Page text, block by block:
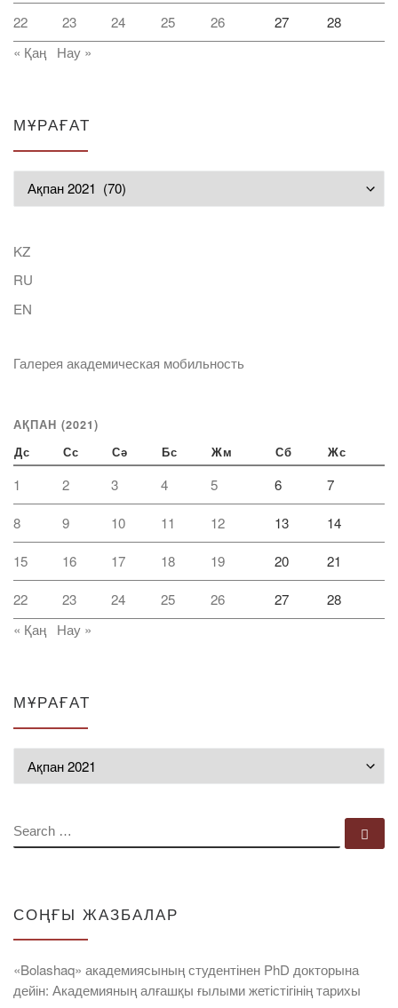
22 23 24 25 26 27
28
« Қаң
Нау »
МҰРАҒАТ
KZ
RU
EN
Галерея академическая мобильность
АҚПАН (2021)
Дс Сс Сә Бс Жм Сб Жс
1 2 3 4 5 6 7
8 9 10 11 12 13 14
15 16 17 18 19 20 21
22 23 24 25 26 27
28
« Қаң
Нау »
МҰРАҒАТ
SEARCH
СОҢҒЫ ЖАЗБАЛАР
«Bolashaq» академиясының студентінен PhD докторына
дейін: Академияның алғашқы ғылыми жетістігінің тарихы